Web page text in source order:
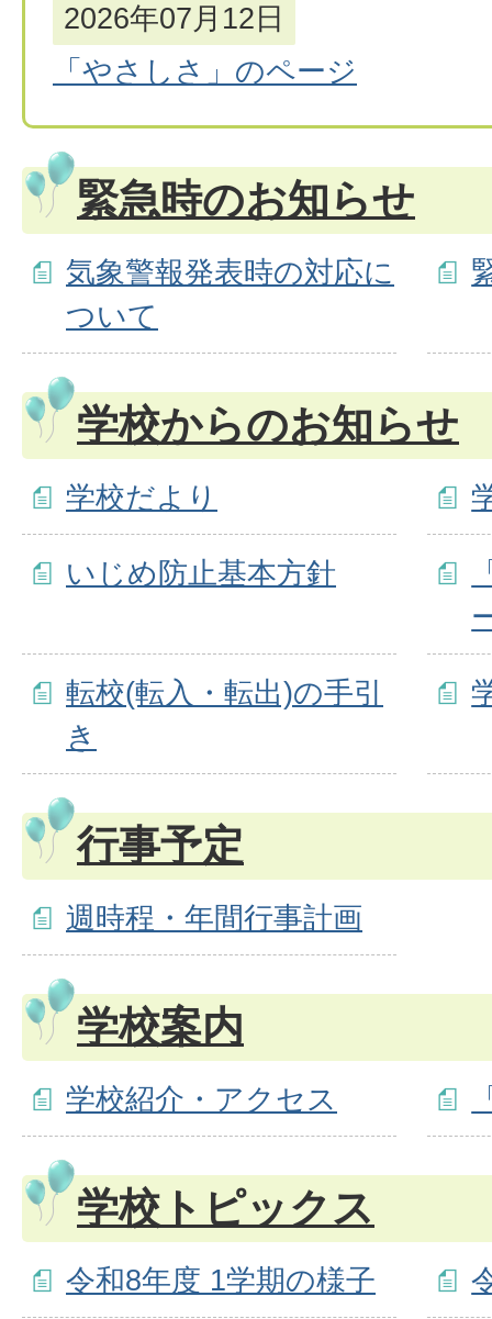
2026年07月12日
「やさしさ」のページ
緊急時のお知らせ
気象警報発表時の対応に
ついて
学校からのお知らせ
学校だより
いじめ防止基本方針
転校(転入・転出)の手引
き
行事予定
週時程・年間行事計画
学校案内
学校紹介・アクセス
学校トピックス
令和8年度 1学期の様子